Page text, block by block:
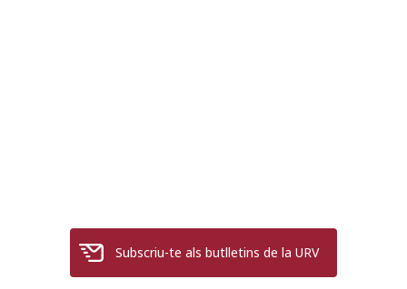
Subscriu-te als butlletins de la URV